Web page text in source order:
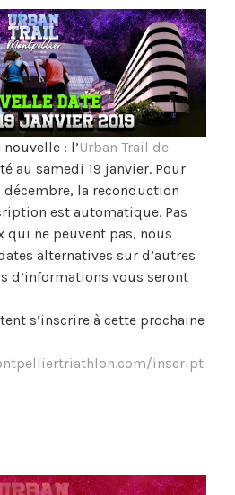
: l’Urban Trail de
au samedi 19 janvier. Pour
la reconduction
est automatique. Pas
qui ne peuvent pas, nous
alternatives sur d’autres
d’informations vous seront
s’inscrire à cette prochaine
inscript